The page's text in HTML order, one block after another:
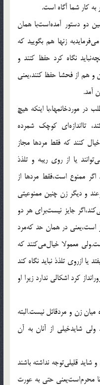
به کار شما آگاه است.
دو دستور آمده‌است‌با همان
زنها هم بگویید که
نگاه کرد حفظ کنند و
و هم از فحشا حفظ کنند،یعنی
آمد.
موردخانمها،با اینکه هیچ
تااندازه‌ای کوچک شمرده
کنند که فقط مردها مجاز
یا از روی ریبه و تلذذ
ممنوع است،فقط مردها از
و دیگر زن چنین ممنوعیتی
جایز نیست‌برای هر دو
است،یعنی در همان حد که‌مرد
معمولا خیال‌می‌کنند که
ازروی تلذذ نباید نگاه کند
کرد اشکالی ندارد زیرا او
زن و مردقائل نیست.البته
ولی شایدخیلی از آنان به آن
شاید قلیلی‌توجه نداشته باشند
محرم‌است‌یعنی حتی به عورت